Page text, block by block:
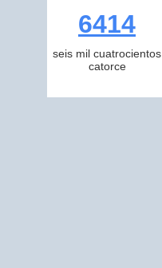
6414
seis mil cuatrocientos
catorce